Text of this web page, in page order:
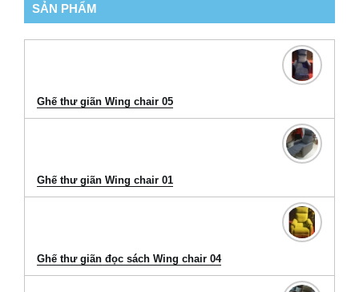
SẢN PHẨM
Ghế thư giãn Wing chair 05
Ghế thư giãn Wing chair 01
Ghế thư giãn đọc sách Wing chair 04